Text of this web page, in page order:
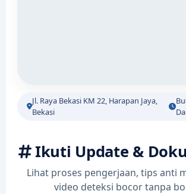
Jl. Raya Bekasi KM 22, Harapan Jaya,
Bekasi
Ikuti Update &
Lihat proses pengerjaan, tips anti
video deteksi bocor tanpa